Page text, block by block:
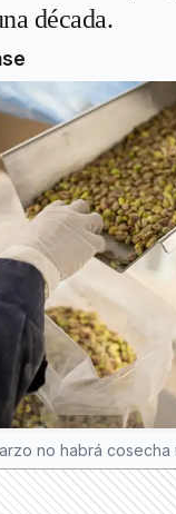
década.
no habrá cosecha